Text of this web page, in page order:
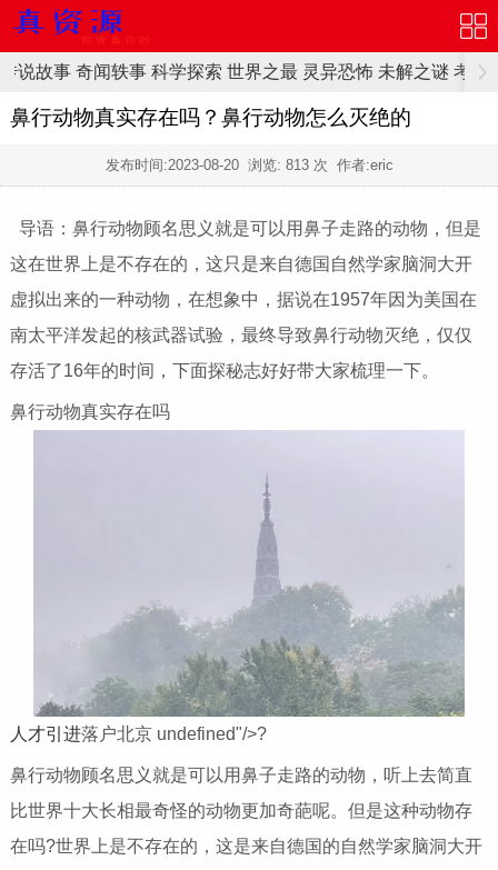
传说故事 奇闻轶事 科学探索 世界之最 灵异恐怖 未解之谜 考古
鼻行动物真实存在吗？鼻行动物怎么灭绝的
发布时间:2023-08-20浏览: 813 次 作者:eric
导语：鼻行动物顾名思义就是可以用鼻子走路的动物，但是
这在世界上是不存在的，这只是来自德国自然学家脑洞大开
虚拟出来的一种动物，在想象中，据说在1957年因为美国在
南太平洋发起的核武器试验，最终导致鼻行动物灭绝，仅仅
存活了16年的时间，下面探秘志好好带大家梳理一下。
鼻行动物真实存在吗
人才引进落户北京 undefined"/>?
鼻行动物顾名思义就是可以用鼻子走路的动物，听上去简直
比世界十大长相最奇怪的动物更加奇葩呢。但是这种动物存
在吗?世界上是不存在的，这是来自德国的自然学家脑洞大开